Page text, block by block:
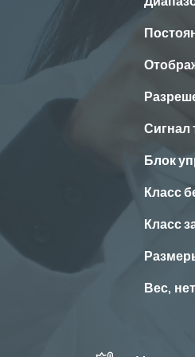
Сигнал
Блок
Класс
Класс
Вес,